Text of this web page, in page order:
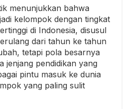
menunjukkan bahwa
kelompok dengan tingkat
di Indonesia, disusul
dari tahun ke tahun
tetapi pola besarnya
jenjang pendidikan yang
pintu masuk ke dunia
yang paling sulit